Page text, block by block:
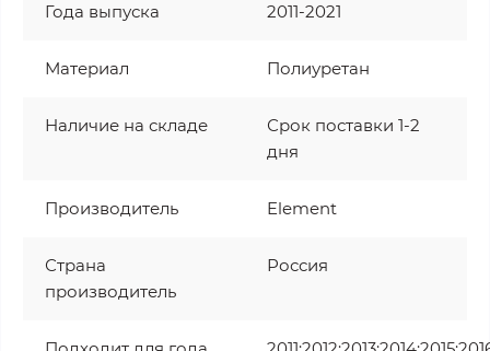
Года выпуска 2011-2021
Материал Полиуретан
Наличие на складе
Срок поставки 1-2
дня
Производитель Element
Страна
производитель
Россия